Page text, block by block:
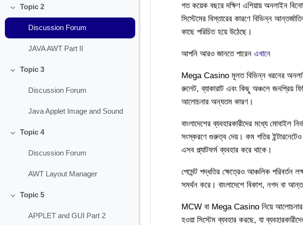
Collapse
Topic 2
Discussion Forum
JAVA AWT Part II
Collapse
Topic 3
Discussion Forum
Java Applet Image and Sound
Collapse
Topic 4
Discussion Forum
AWT Layout Manager
Collapse
Topic 5
APPLET and GUI Part 2
গত কয়েক বছরে দক্ষিণ এশিয়ায় অনলাইন
সিস্টেমের বিস্তারের কারণে বিভিন্ন
কাছে পরিচিত হয়ে উঠেছে।
আপনি আরও জানতে পারেন এখানে
Mega Casino মূলত বিভিন্ন ধরনের
রুলেট, ব্যাকারাট এবং কিছু অঞ্চলে জনপ্রিয়
আলোচনার অন্যতম কারণ।
বাংলাদেশের ব্যবহারকারীদের মধ্যে
সংস্করণে গুরুত্ব দেয়। কম গতির ইন্টারনেটেও
এসব প্ল্যাটফর্ম ব্যবহার করে থাকে।
পেমেন্ট পদ্ধতির ক্ষেত্রেও আঞ্চলিক পরিবর্তন
সমর্থন করে। বাংলাদেশে বিকাশ, নগদ বা
MCW বা Mega Casino নিয়ে আলোচনার
হওয়া সিস্টেম ব্যবহার করছে, যা